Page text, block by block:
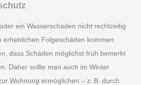
ein Wasserschaden nicht rechtzeitig
Folgeschäden kommen.
dass Schäden möglichst früh bemerkt
Daher sollte man auch im Winter
Wohnung ermöglichen – z. B. durch